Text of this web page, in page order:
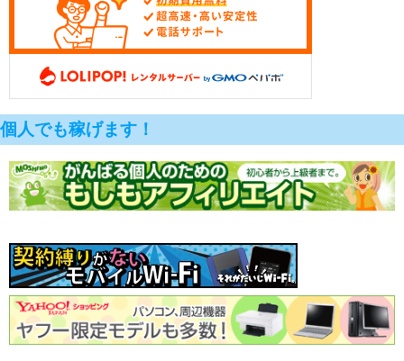
個人でも稼げます！